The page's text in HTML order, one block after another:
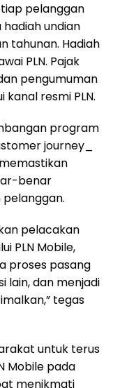
pelanggan
undian
tahunan. Hadiah
PLN. Pajak
pengumuman
resmi PLN.
program
journey_
benar
pelacakan
PLN Mobile,
proses pasang
lain, dan menjadi
tegas
untuk terus
Mobile pada
menikmati